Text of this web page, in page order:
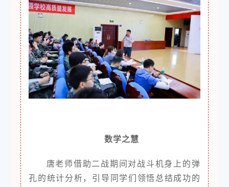
数学之慧
唐老师借助二战期间对战斗机身上的弹
孔的统计分析，引导同学们领悟总结成功的